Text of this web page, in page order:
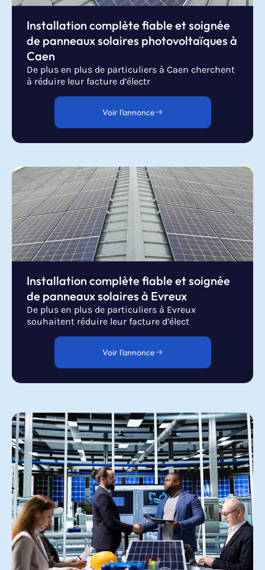
Installation complète fiable et soignée
de panneaux solaires photovoltaïques à
Caen
De plus en plus de particuliers à Caen cherchent
à réduire leur facture d’électr
Voir l'annonce
Installation complète fiable et soignée
de panneaux solaires à Evreux
De plus en plus de particuliers à Evreux
souhaitent réduire leur facture d’élect
Voir l'annonce